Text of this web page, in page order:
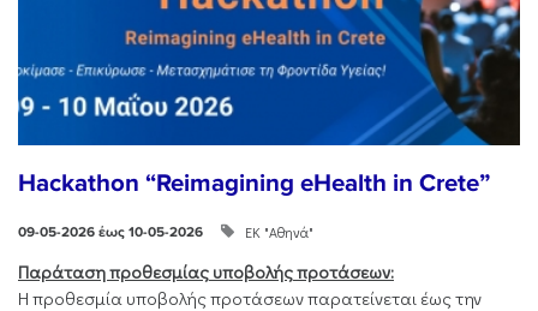
Hackathon “Reimagining eHealth in Crete”
09-05-2026 έως 10-05-2026 ΕΚ "Αθηνά"
Παράταση προθεσμίας υποβολής προτάσεων:
Η προθεσμία υποβολής προτάσεων παρατείνεται έως την